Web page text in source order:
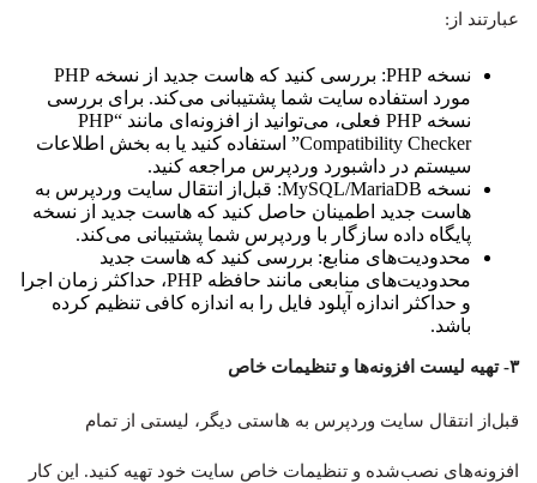
عبارتند از:
نسخه PHP: بررسی کنید که هاست جدید از نسخه PHP
مورد استفاده سایت شما پشتیبانی می‌کند. برای بررسی
نسخه PHP فعلی، می‌توانید از افزونه‌ای مانند “PHP
Compatibility Checker” استفاده کنید یا به بخش اطلاعات
سیستم در داشبورد وردپرس مراجعه کنید.
نسخه MySQL/MariaDB: قبل‌از انتقال سایت وردپرس به
هاست جدید اطمینان حاصل کنید که هاست جدید از نسخه
پایگاه داده سازگار با وردپرس شما پشتیبانی می‌کند.
محدودیت‌های منابع: بررسی کنید که هاست جدید
محدودیت‌های منابعی مانند حافظه PHP، حداکثر زمان اجرا
و حداکثر اندازه آپلود فایل را به اندازه کافی تنظیم کرده
باشد.
۳- تهیه لیست افزونه‌ها و تنظیمات خاص
قبل‌از انتقال سایت وردپرس به هاستی دیگر، لیستی از تمام
افزونه‌های نصب‌شده و تنظیمات خاص سایت خود تهیه کنید. این کار